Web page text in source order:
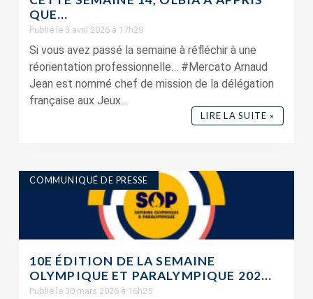
QUE…
Publié le 3 avril 2026 à 17h29
Si vous avez passé la semaine à réfléchir à une
réorientation professionnelle… #Mercato Arnaud
Jean est nommé chef de mission de la délégation
française aux Jeux...
LIRE LA SUITE »
COMMUNIQUÉ DE PRESSE
10E ÉDITION DE LA SEMAINE
OLYMPIQUE ET PARALYMPIQUE 202...
Publié le 30 mars 2026 à 16h25